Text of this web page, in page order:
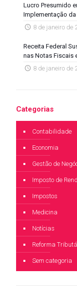
Lucro Presumido
Implementação
8 de janeiro de
Receita Federal
nas Notas Fiscais
8 de janeiro de
Categorias
Contabilidade
Economia
Gestão de
Imposto de
Impostos
Medicina
Notícias
Reforma
Sem categoria